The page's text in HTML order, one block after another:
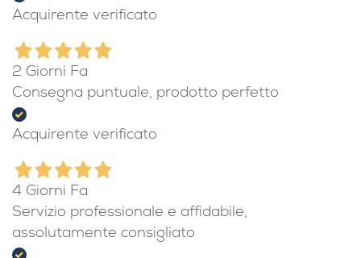
Acquirente verificato
2 Giorni Fa
Consegna puntuale, prodotto perfetto
Acquirente verificato
4 Giorni Fa
Servizio professionale e affidabile,
assolutamente consigliato